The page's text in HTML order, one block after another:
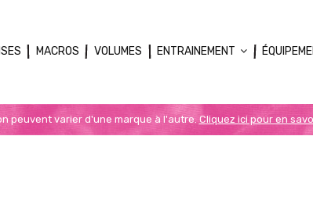
MACROS VOLUMES ENTRAINEMENT
peuvent varier d'une marque à l'autre. Cliquez ici pour en